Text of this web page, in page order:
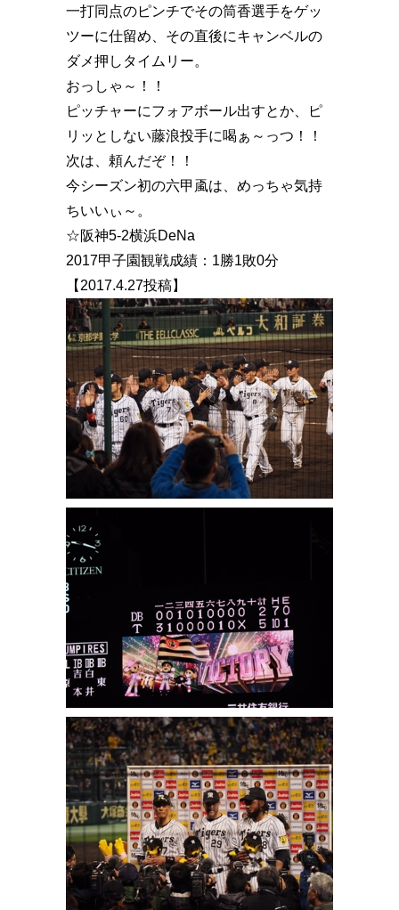
一打同点のピンチでその筒香選手をゲッ
ツーに仕留め、その直後にキャンベルの
ダメ押しタイムリー。
おっしゃ～！！
ピッチャーにフォアボール出すとか、ピ
リッとしない藤浪投手に喝ぁ～っつ️！！
次は、頼んだぞ！！
今シーズン初の六甲颪は、めっちゃ気持
ちいいぃ～。
☆阪神5-2横浜DeNa
2017甲子園観戦成績：1勝1敗0分
【2017.4.27投稿】